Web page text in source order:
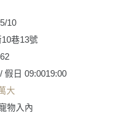
10
10巷13號
假日 09:0019:00
大
物入內